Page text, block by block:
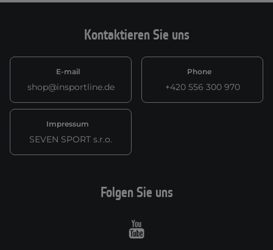
Kontaktieren Sie uns
E-mail
shop@insportline.de
Phone
+420 556 300 970
Impressum
SEVEN SPORT s.r.o.
Folgen Sie uns
Youtube